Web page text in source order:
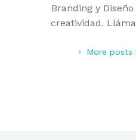
Branding y
creatividad.
More posts